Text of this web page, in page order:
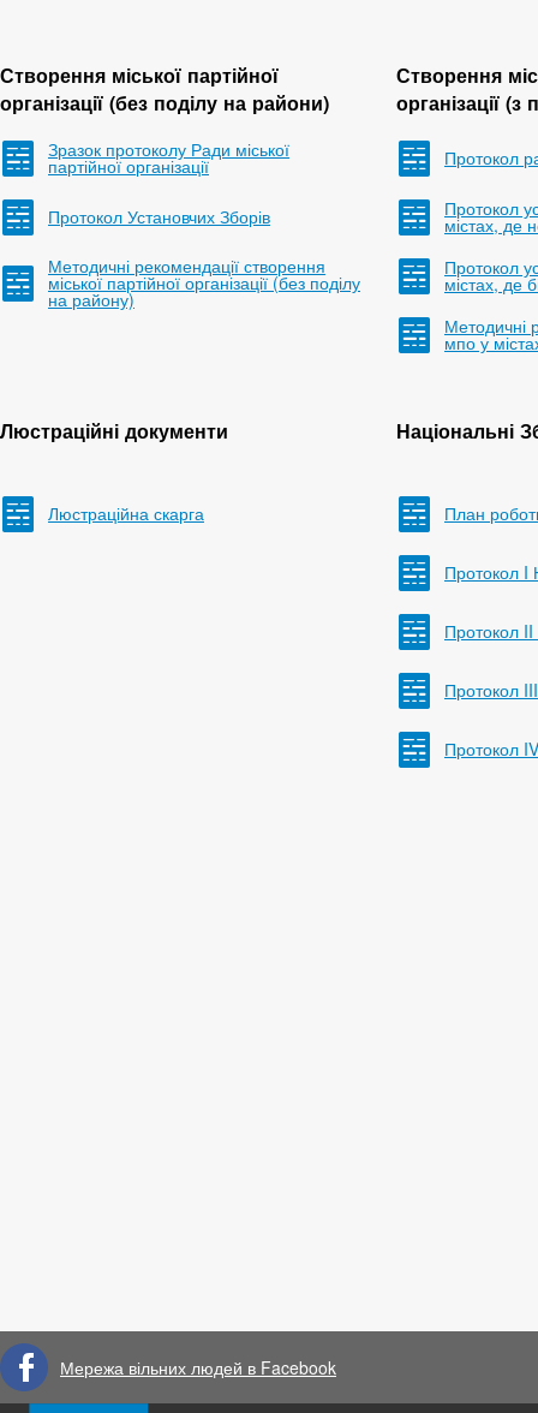
Створення міської партійної
організації (без поділу на райони)
Зразок протоколу Ради міської
партійної організації
Протокол Установчих Зборів
Методичні рекомендації створення
міської партійної організації (без поділу
на району)
Створення
організації
Протокол
Протокол
містах, де
Протокол
містах, де
Методичні
мпо у
Люстраційні документи
Люстраційна скарга
Національні
План
Протокол I
Протокол II
Протокол
Протокол
Мережа вільних людей в Facebook